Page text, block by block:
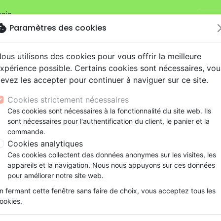
Je
sur la boutiqueLa Maison de la Bible Suisse
NouveautésBibles
Testaments
Etude biblique
NEG
Bandes dessinées
Souffrance, Relation d'aide
Santé
Événements actuels
Couple
Découverte de la foi
Souffrance, Relation d'aide
Psychologie
Adolescents, jeunes
Latino, Folk
Soul
Rap, Hip-hop
Louange, Adoration
Hardrock, Métal
animés
conférences
Films, fiction
Jeux
ou plus dépendant de Dieu ? - Parcours dans 2
Plus performant ou plus
Parcours dans 2 Corinthiens
Auteur :Micaël Razzano
Description Détails du produit
Paramètres des cookies
utilisons des cookies pour vous offrir la meilleure
possible. Certains cookies sont nécessaires,
les accepter pour continuer à naviguer sur ce site.
Cookies strictement nécessaires
Ces cookies sont nécessaires à la fonctionnalité du site web. Ils
sont nécessaires pour l'authentification du client, le panier et la
commande.
Cookies analytiques
Ces cookies collectent des données anonymes sur les visites, les
appareils et la navigation. Nous nous appuyons sur ces données
pour améliorer notre site web.
fermant cette fenêtre sans faire de choix, vous acceptez tous les